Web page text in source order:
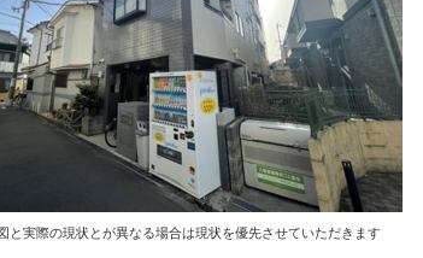
と実際の現状とが異なる場合は現状を優先させていただきます